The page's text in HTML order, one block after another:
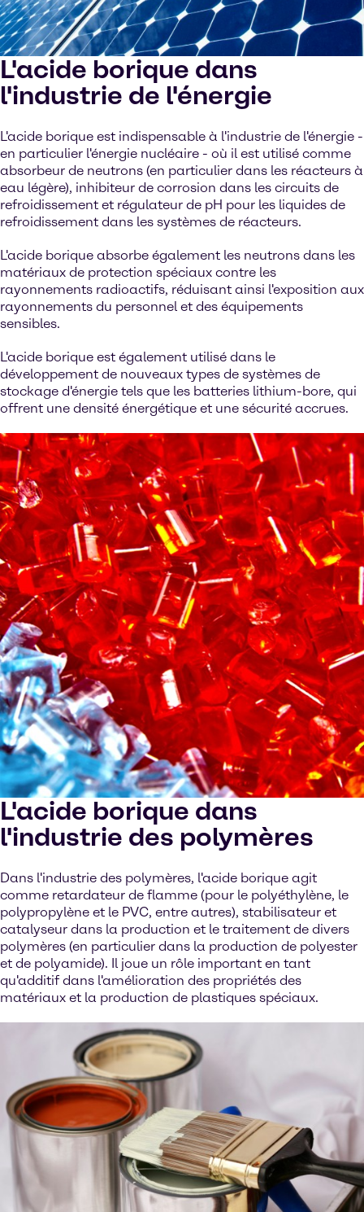
L'acide borique dans
l'industrie de l'énergie
L'acide borique est indispensable à l'industrie de l'énergie -
en particulier l'énergie nucléaire - où il est utilisé comme
absorbeur de neutrons (en particulier dans les réacteurs à
eau légère), inhibiteur de corrosion dans les circuits de
refroidissement et régulateur de pH pour les liquides de
refroidissement dans les systèmes de réacteurs.
L'acide borique absorbe également les neutrons dans les
matériaux de protection spéciaux contre les
rayonnements radioactifs, réduisant ainsi l'exposition aux
rayonnements du personnel et des équipements
sensibles.
L'acide borique est également utilisé dans le
développement de nouveaux types de systèmes de
stockage d'énergie tels que les batteries lithium-bore, qui
offrent une densité énergétique et une sécurité accrues.
L'acide borique dans
l'industrie des polymères
Dans l'industrie des polymères, l'acide borique agit
comme retardateur de flamme (pour le polyéthylène, le
polypropylène et le PVC, entre autres), stabilisateur et
catalyseur dans la production et le traitement de divers
polymères (en particulier dans la production de polyester
et de polyamide). Il joue un rôle important en tant
qu'additif dans l'amélioration des propriétés des
matériaux et la production de plastiques spéciaux.